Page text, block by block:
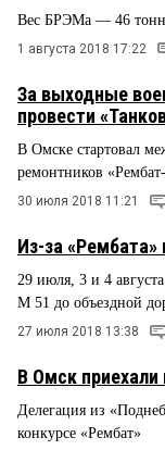
Вес БРЭМа — 46
1 августа 2018 17:22
За выходные
провести
В Омске стартовал
ремонтников
30 июля 2018 11:21
Из-за
29 июля, 3 и 4
М 51 до объездной
27 июля 2018 13:38
В Омск
Делегация из
конкурсе «Рембат»